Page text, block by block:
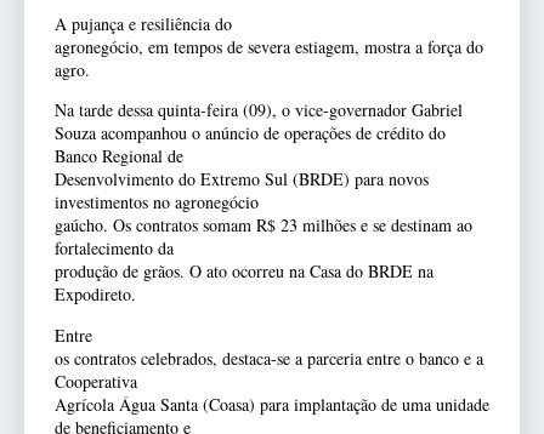
A pujança e resiliência do
agronegócio, em tempos de severa estiagem, mostra a força do
agro.
Na tarde dessa quinta-feira (09), o vice-governador Gabriel
Souza acompanhou o anúncio de operações de crédito do
Banco Regional de
Desenvolvimento do Extremo Sul (BRDE) para novos
investimentos no agronegócio
gaúcho. Os contratos somam R$ 23 milhões e se destinam ao
fortalecimento da
produção de grãos. O ato ocorreu na Casa do BRDE na
Expodireto.
Entre
os contratos celebrados, destaca-se a parceria entre o banco e a
Cooperativa
Agrícola Água Santa (Coasa) para implantação de uma unidade
de beneficiamento e